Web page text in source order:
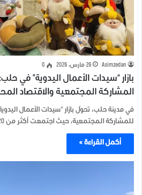
Asimzedan 26 مارس، 2026 0
بازار “سيدات الأعمال اليدوية” في
المشاركة المجتمعية والاقتصاد
في مدينة حلب، تحوّل بازار “سيدات الأعمال
للمشاركة المجتمعية، حيث اجتمعت أكثر من 120 امرأة من…
أكمل القراءة »